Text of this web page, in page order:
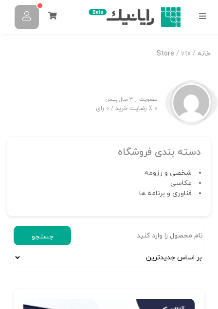
خانه /
Store / vtx
عضویت از 3 سال پیش
0 ٪ رضایت خرید / 0 رای
دسته بندی فروشگاه
شخصی و رزومه
عکاسی
فناوری و برنامه ها